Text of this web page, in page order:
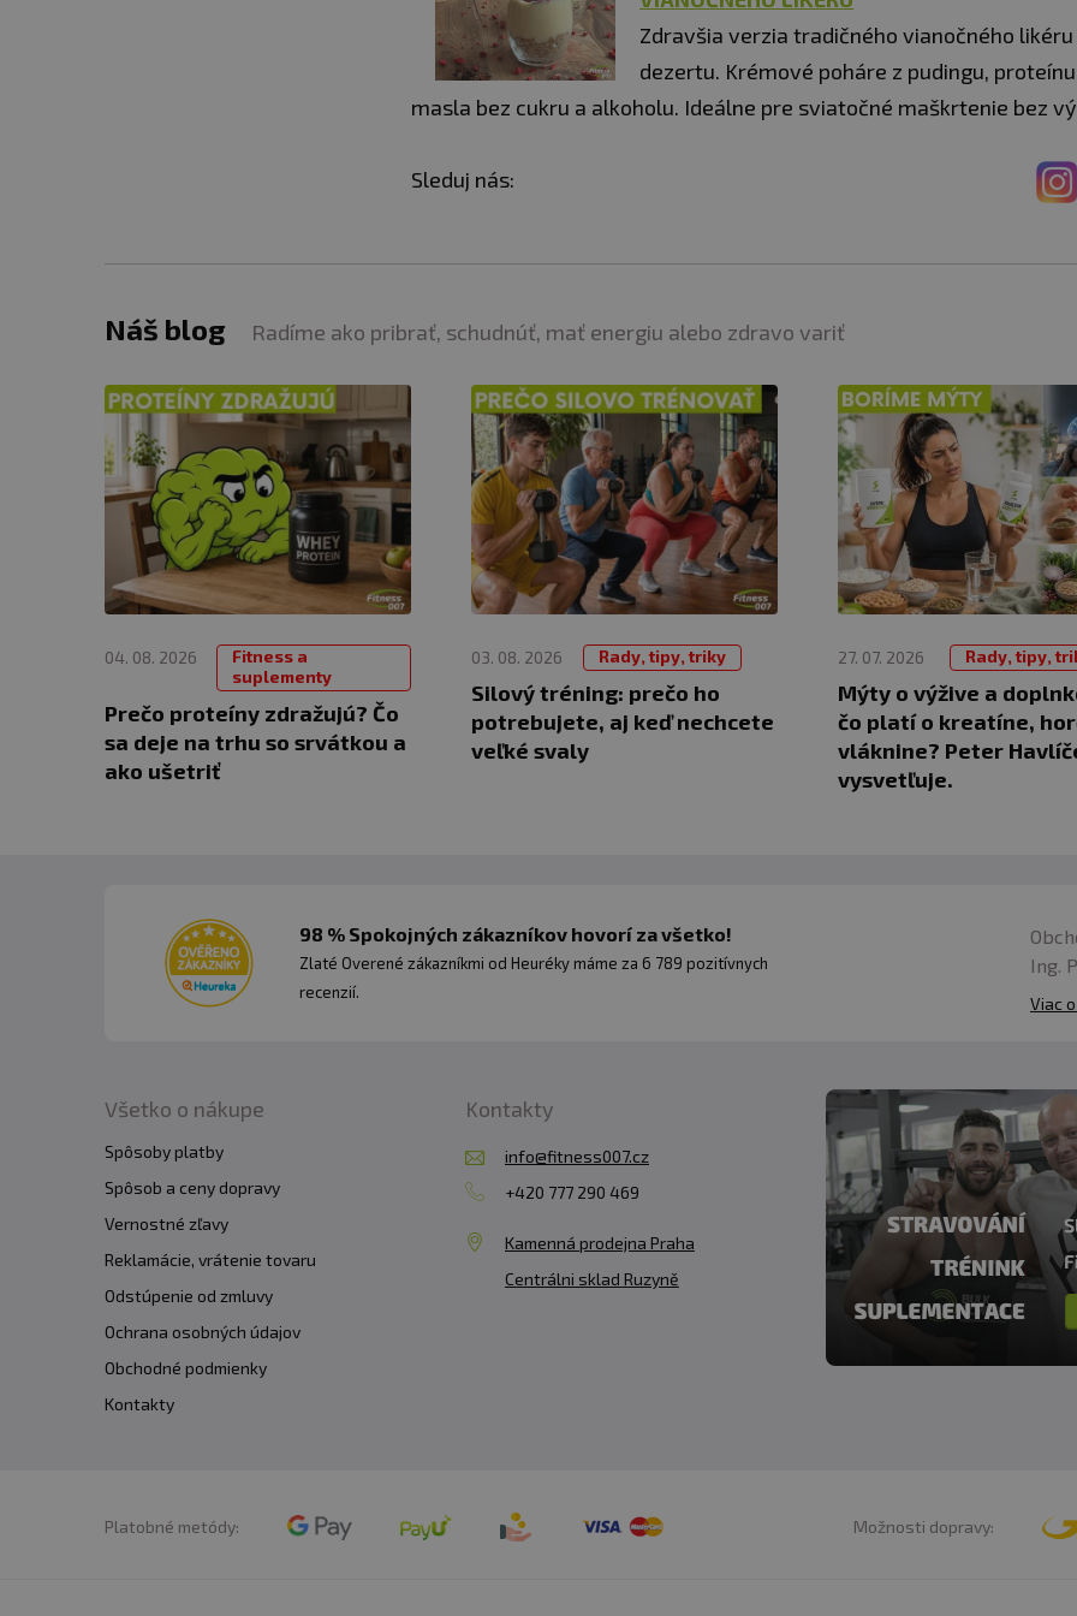
Zdravšia verzia tradičného vianočného
dezertu. Krémové poháre z pudingu,
masla bez cukru a alkoholu. Ideálne pre sviatočné maškrtenie bez
Sleduj nás:
Náš blog Radíme ako pribrať, schudnúť, mať energiu alebo zdravo variť
04. 08. 2026
Fitness a
suplementy
Prečo proteíny zdražujú? Čo
sa deje na trhu so srvátkou a
ako ušetriť
03. 08. 2026 Rady, tipy, triky
Silový tréning: prečo ho
potrebujete, aj keď nechcete
veľké svaly
27. 07. 2026 Rady, tipy,
Mýty o výžive a
čo platí o kreatíne,
vláknine? Peter
vysvetľuje.
98 % Spokojných zákazníkov hovorí za všetko!
Zlaté Overené zákazníkmi od Heuréky máme za 6 789 pozitívnych
recenzií.
Ing.
Viac
Všetko o nákupe
Spôsoby platby
Spôsob a ceny dopravy
Vernostné zľavy
Reklamácie, vrátenie tovaru
Odstúpenie od zmluvy
Ochrana osobných údajov
Obchodné podmienky
Kontakty
Kontakty
info@fitness007.cz
+420 777 290 469
Kamenná prodejna Praha
Centrálni sklad Ruzyně
Platobné metódy: Možnosti dopravy: